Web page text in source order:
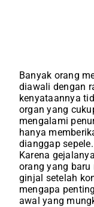
Banyak orang
diawali dengan
kenyataannya
organ yang
mengalami
hanya
dianggap sepele.
Karena
orang yang
ginjal setelah
mengapa
awal yang